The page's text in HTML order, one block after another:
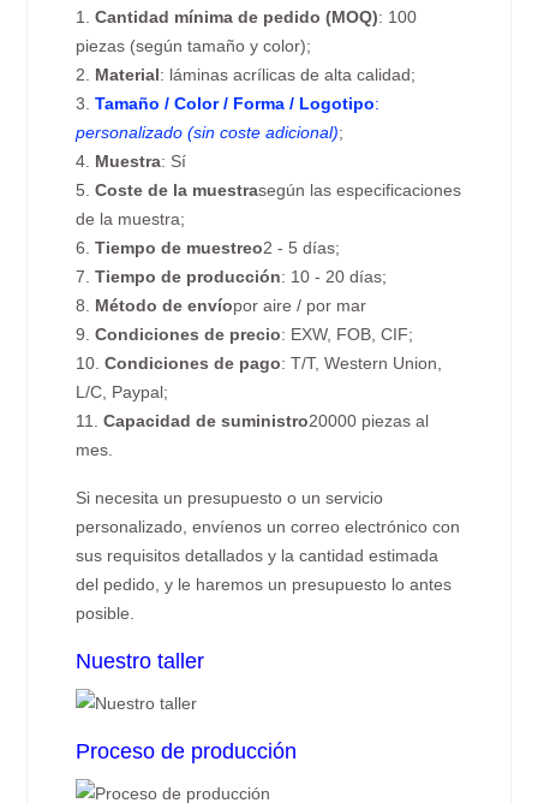
1.Cantidad mínima de pedido (MOQ): 100
piezas (según tamaño y color);
2. Material: láminas acrílicas de alta calidad;
3.Tamaño / Color / Forma / Logotipo:
personalizado (sin coste adicional);
4. Muestra: Sí
5.Coste de la muestrasegún las especificaciones
de la muestra;
6.Tiempo de muestreo2 - 5 días;
7.Tiempo de producción: 10 - 20 días;
8. Método de envíopor aire / por mar
9.Condiciones de precio: EXW, FOB, CIF;
10.Condiciones de pago: T/T, Western Union,
L/C, Paypal;
11.Capacidad de suministro20000 piezas al
mes.
Si necesita un presupuesto o un servicio
personalizado, envíenos un correo electrónico con
sus requisitos detallados y la cantidad estimada
del pedido, y le haremos un presupuesto lo antes
posible.
Nuestro taller
Proceso de producción